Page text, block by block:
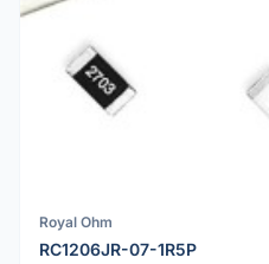
Royal Ohm
RC1206JR-07-1R5P